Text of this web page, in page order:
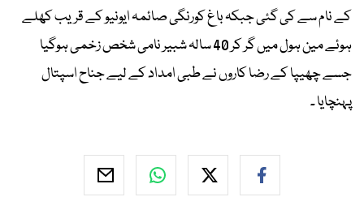
کے نام سے کی گئی جبکہ باغ کورنگی صائمہ ایونیو کے قریب کھلے
ہوئے مین ہول میں گر کر 40 سالہ شبیر نامی شخص زخمی ہوگیا
جسے چھیپا کے رضا کاروں نے طبی امداد کے لیے جناح اسپتال
پہنچایا ۔